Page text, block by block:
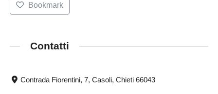
Bookmark
Contatti
Contrada Fiorentini, 7, Casoli, Chieti 66043